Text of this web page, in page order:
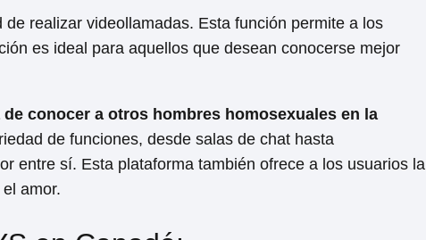
realizar videollamadas. Esta función permite a los
es ideal para aquellos que desean conocerse mejor
conocer a otros hombres homosexuales en la
de funciones, desde salas de chat hasta
entre sí. Esta plataforma también ofrece a los usuarios la
amor.